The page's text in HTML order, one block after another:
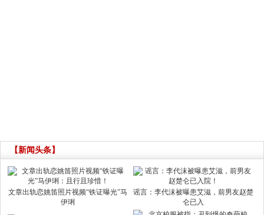
【新闻头条】
文章出轨恋姚笛照片视频“铁证曝光”马
伊琍
谣言：李代沫被曝患艾滋，前男友赵楚
仑已入